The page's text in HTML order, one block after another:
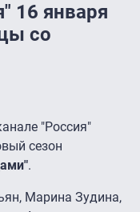
16 января
со
"Россия"
сезон
.
Марина Зудина,